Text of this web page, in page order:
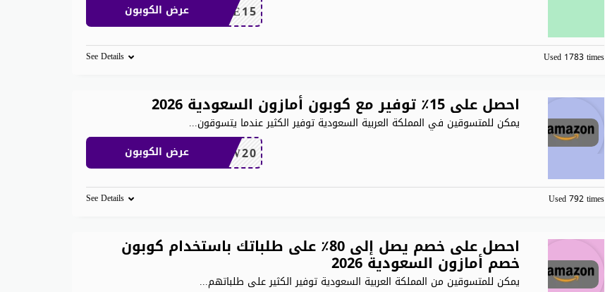
SAVE15 عرض الكوبون
Used 1783 times
See Details
احصل على 15٪ توفير مع كوبون أمازون السعودية 2026
يمكن للمتسوقين في المملكة العربية السعودية توفير الكثير عندما يتسوقون...
NEW20 عرض الكوبون
Used 792 times
See Details
احصل على خصم يصل إلى 80٪ على طلباتك باستخدام كوبون
خصم أمازون السعودية 2026
يمكن للمتسوقين من المملكة العربية السعودية توفير الكثير على طلباتهم...